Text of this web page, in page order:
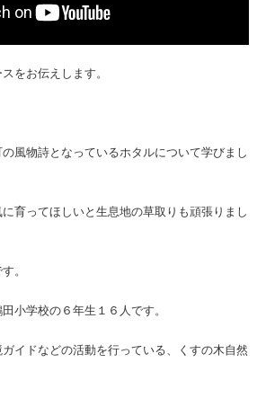
をお伝えします。
風物詩となっているホタルについて学びまし
育ってほしいと生息地の草取りも頑張りまし
。
小学校の６年生１６人です。
イドなどの活動を行っている、くすの木自然